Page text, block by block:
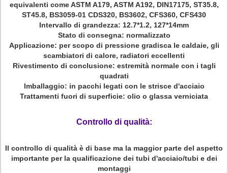
equivalenti come ASTM A179, ASTM A192, DIN17175, ST35.8,
ST45.8, BS3059-01 CDS320, BS3602, CFS360, CFS430
Intervallo di grandezza: 12.7*1.2, 127*14mm
Stato di consegna: normalizzato
Applicazione: per scopo di pressione gradisca le caldaie, gli
scambiatori di calore, radiatori eccellenti
Rivestimento di conclusione: estremità normale con i tagli
quadrati
Imballaggio: in pacchi legati con le strisce d'acciaio
Trattamenti fuori di superficie: olio o glassa verniciata
Controllo di qualità:
Il controllo di qualità è di base ma la maggior parte del aspetto
importante per la qualificazione dei tubi d'acciaio/tubi e dei
montaggi